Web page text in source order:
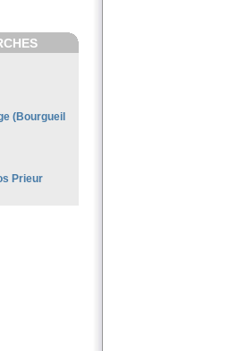
(Bourgueil
Prieur